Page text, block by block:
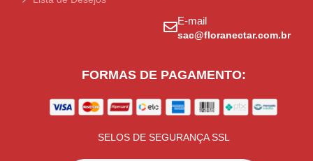
E-mail
sac@floranectar.com.br
FORMAS DE PAGAMENTO:
SELOS DE SEGURANÇA SSL